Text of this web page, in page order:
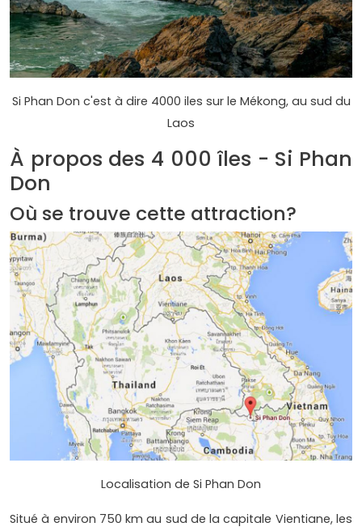
Si Phan Don c'est à dire 4000 iles sur le Mékong, au sud du
Laos​​​​​​
À propos des 4 000 îles - Si Phan
Don
Où se trouve cette attraction?
Localisation de Si Phan Don
Situé à environ 750 km au sud de la capitale Vientiane, les